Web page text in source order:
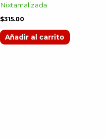
Nixtamalizada
$315.00
Añadir al carrito